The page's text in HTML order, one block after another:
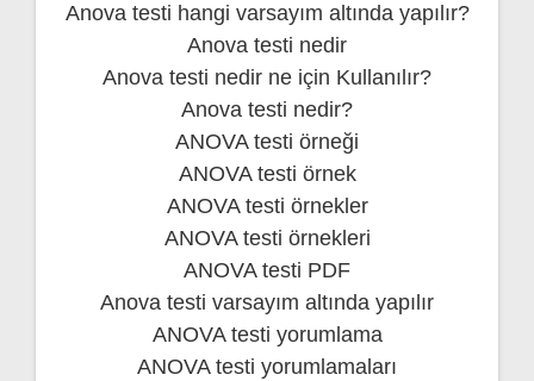
Anova testi hangi varsayım altında yapılır?
Anova testi nedir
Anova testi nedir ne için Kullanılır?
Anova testi nedir?
ANOVA testi örneği
ANOVA testi örnek
ANOVA testi örnekler
ANOVA testi örnekleri
ANOVA testi PDF
Anova testi varsayım altında yapılır
ANOVA testi yorumlama
ANOVA testi yorumlamaları